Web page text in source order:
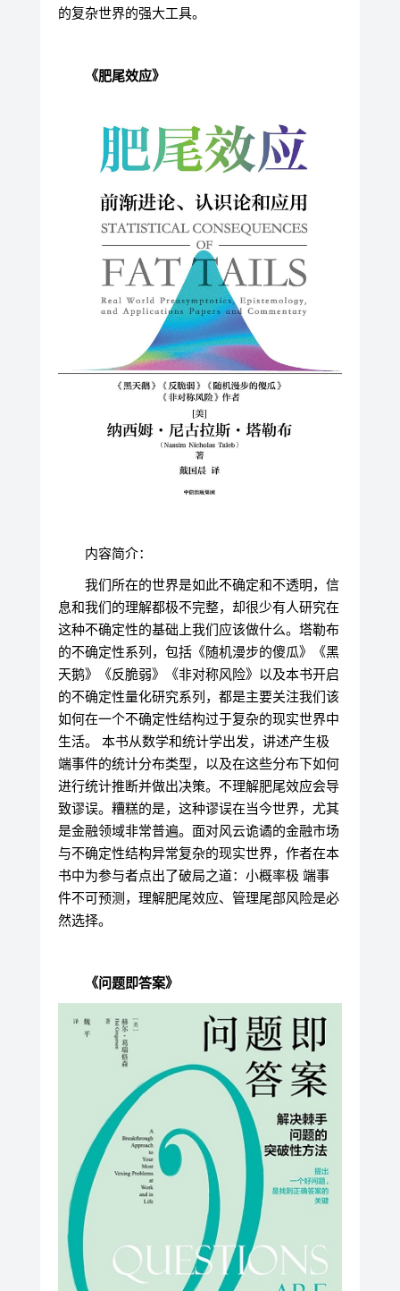
的复杂世界的强大工具。
《肥尾效应》
内容简介：
我们所在的世界是如此不确定和不透明，信
息和我们的理解都极不完整，却很少有人研究在
这种不确定性的基础上我们应该做什么。塔勒布
的不确定性系列，包括《随机漫步的傻瓜》《黑
天鹅》《反脆弱》《非对称风险》以及本书开启
的不确定性量化研究系列，都是主要关注我们该
如何在一个不确定性结构过于复杂的现实世界中
生活。 本书从数学和统计学出发，讲述产生极
端事件的统计分布类型，以及在这些分布下如何
进行统计推断并做出决策。不理解肥尾效应会导
致谬误。糟糕的是，这种谬误在当今世界，尤其
是金融领域非常普遍。面对风云诡谲的金融市场
与不确定性结构异常复杂的现实世界，作者在本
书中为参与者点出了破局之道：小概率极 端事
件不可预测，理解肥尾效应、管理尾部风险是必
然选择。
《问题即答案》